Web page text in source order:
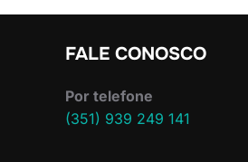
FALE CONOSCO
Por telefone
(351) 939 249 141